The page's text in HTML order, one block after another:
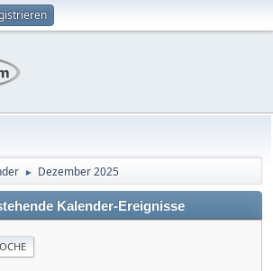
► Dezember 2025
Kalender-Ereignisse